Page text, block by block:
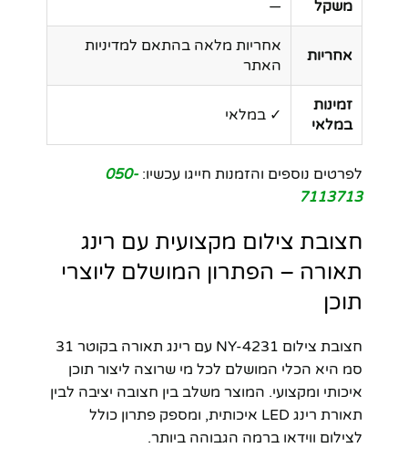
משקל —
אחריות
אחריות מלאה בהתאם למדיניות
האתר
זמינות
במלאי
✓ במלאי
לפרטים נוספים והזמנות חייגו עכשיו: 050-
7113713
חצובת צילום מקצועית עם רינג
תאורה – הפתרון המושלם ליוצרי
תוכן
חצובת צילום NY-4231 עם רינג תאורה בקוטר 31
סמ היא הכלי המושלם לכל מי שרוצה ליצור תוכן
איכותי ומקצועי. המוצר משלב בין חצובה יציבה לבין
תאורת רינג LED איכותית, ומספק פתרון כולל
לצילום ווידאו ברמה הגבוהה ביותר.